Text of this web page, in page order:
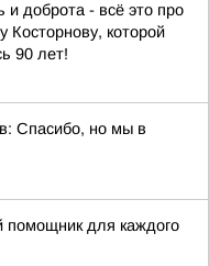
и доброта - всё это про
Косторнову, которой
90 лет!
Спасибо, но мы в
для каждого